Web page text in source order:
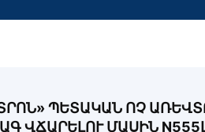
ՊԵՏԱԿԱՆ ՈՉ
ՎՃԱՐԵԼՈՒ ՄԱՍԻՆ